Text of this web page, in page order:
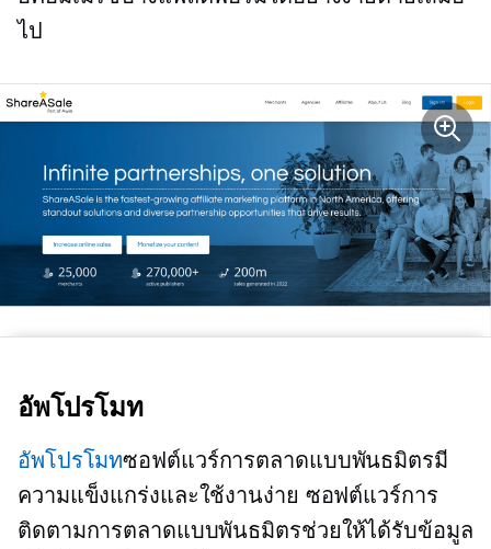
ไป
อัพโปรโมท
อัพโปรโมทซอฟต์แวร์การตลาดแบบพันธมิตรมี
ความแข็งแกร่งและใช้งานง่าย ซอฟต์แวร์การ
ติดตามการตลาดแบบพันธมิตรช่วยให้ได้รับข้อมูล